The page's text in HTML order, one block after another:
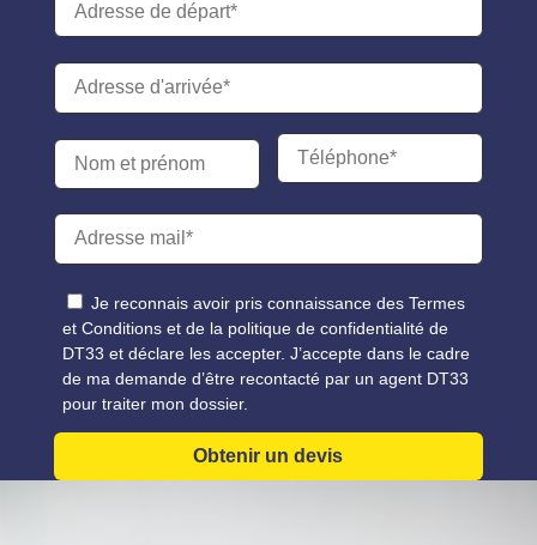
Je reconnais avoir pris connaissance des Termes
et Conditions et de la politique de confidentialité de
DT33 et déclare les accepter. J’accepte dans le cadre
de ma demande d’être recontacté par un agent DT33
pour traiter mon dossier.